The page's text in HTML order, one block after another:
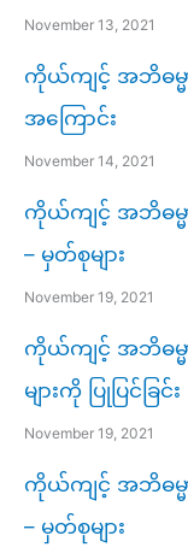
November 13, 2021
ကိုယ်ကျင့် အဘိဓမ္
အကြောင်း
November 14, 2021
ကိုယ်ကျင့် အဘိဓမ္မ
– မှတ်စုများ
November 19, 2021
ကိုယ်ကျင့် အဘိဓမ္မ
များကို ပြုပြင်ခြင်း
November 19, 2021
ကိုယ်ကျင့် အဘိဓမ္မ
– မှတ်စုများ